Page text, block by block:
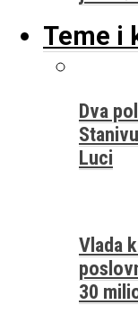
Teme i
Dva
Luci
Vlada
30